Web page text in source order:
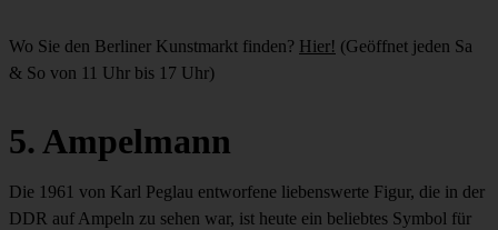
Wo Sie den Berliner Kunstmarkt finden? Hier! (Geöffnet jeden Sa
& So von 11 Uhr bis 17 Uhr)
5. Ampelmann
Die 1961 von Karl Peglau entworfene liebenswerte Figur, die in der
DDR auf Ampeln zu sehen war, ist heute ein beliebtes Symbol für